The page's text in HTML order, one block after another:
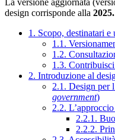
design corrisponde alla
1. Scopo, destinatari
1.1.
1.2.
1.3.
2. Introduzione al
2.1. Design per
government)
2.2.
2.2.1.
2.2.2.